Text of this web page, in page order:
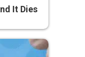
It Dies